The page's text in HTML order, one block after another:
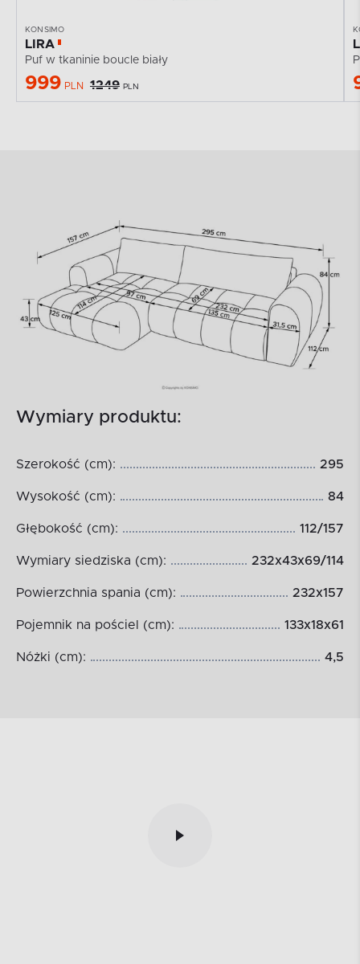
KONSIMO
LIRA
Puf w tkaninie boucle biały
999 PLN 1249 PLN
Wymiary produktu:
Szerokość (cm): 295
Wysokość (cm): 84
Głębokość (cm): 112/157
Wymiary siedziska (cm): 232x43x69/114
Powierzchnia spania (cm): 232x157
Pojemnik na pościel (cm): 133x18x61
Nóżki (cm): 4,5